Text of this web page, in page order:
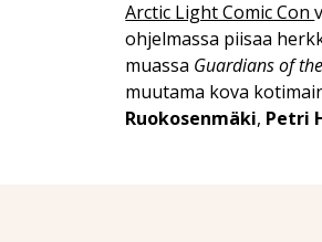
Arctic Light Comic Con
ohjelmassa piisaa
muassa Guardians of
muutama kova
Ruokosenmäki, Petri